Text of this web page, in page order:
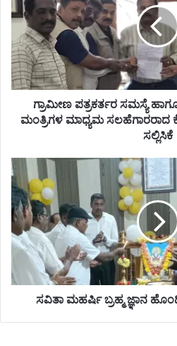
ಗ್ರಾಮೀಣ ಪತ್ರಕರ್ತರ ಸಮಸ್ಯೆ
ಮಂತ್ರಿಗಳ ಮಾಧ್ಯಮ ಸಲಹೆಗಾರರಾದ
ಸಲ್ಲಿಸಿಕೆ
ಸವಿತಾ ಮಹರ್ಷಿ ಬ್ರಹ್ಮ ಜ್ಞಾನ